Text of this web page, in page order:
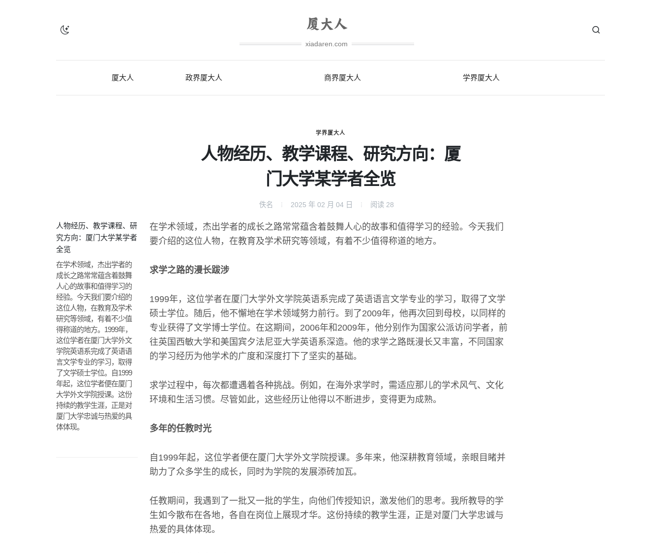
xiadaren.com
厦大人 政界厦大人 商界厦大人 学界厦大人
学界厦大人
人物经历、教学课程、研究方向：厦
门大学某学者全览
佚名 2025 年 02 月 04 日 阅读 28
人物经历、教学课程、研
究方向：厦门大学某学者
全览
在学术领域，杰出学者的
成长之路常常蕴含着鼓舞
人心的故事和值得学习的
经验。今天我们要介绍的
这位人物，在教育及学术
研究等领域，有着不少值
得称道的地方。1999年，
这位学者在厦门大学外文
学院英语系完成了英语语
言文学专业的学习，取得
了文学硕士学位。自1999
年起，这位学者便在厦门
大学外文学院授课。这份
持续的教学生涯，正是对
厦门大学忠诚与热爱的具
体体现。
在学术领域，杰出学者的成长之路常常蕴含着鼓舞人心的故事和值得学习的经验。今天我们
要介绍的这位人物，在教育及学术研究等领域，有着不少值得称道的地方。
求学之路的漫长跋涉
1999年，这位学者在厦门大学外文学院英语系完成了英语语言文学专业的学习，取得了文学
硕士学位。随后，他不懈地在学术领域努力前行。到了2009年，他再次回到母校，以同样的
专业获得了文学博士学位。在这期间，2006年和2009年，他分别作为国家公派访问学者，前
往英国西敏大学和美国宾夕法尼亚大学英语系深造。他的求学之路既漫长又丰富，不同国家
的学习经历为他学术的广度和深度打下了坚实的基础。
求学过程中，每次都遭遇着各种挑战。例如，在海外求学时，需适应那儿的学术风气、文化
环境和生活习惯。尽管如此，这些经历让他得以不断进步，变得更为成熟。
多年的任教时光
自1999年起，这位学者便在厦门大学外文学院授课。多年来，他深耕教育领域，亲眼目睹并
助力了众多学生的成长，同时为学院的发展添砖加瓦。
任教期间，我遇到了一批又一批的学生，向他们传授知识，激发他们的思考。我所教导的学
生如今散布在各地，各自在岗位上展现才华。这份持续的教学生涯，正是对厦门大学忠诚与
热爱的具体体现。